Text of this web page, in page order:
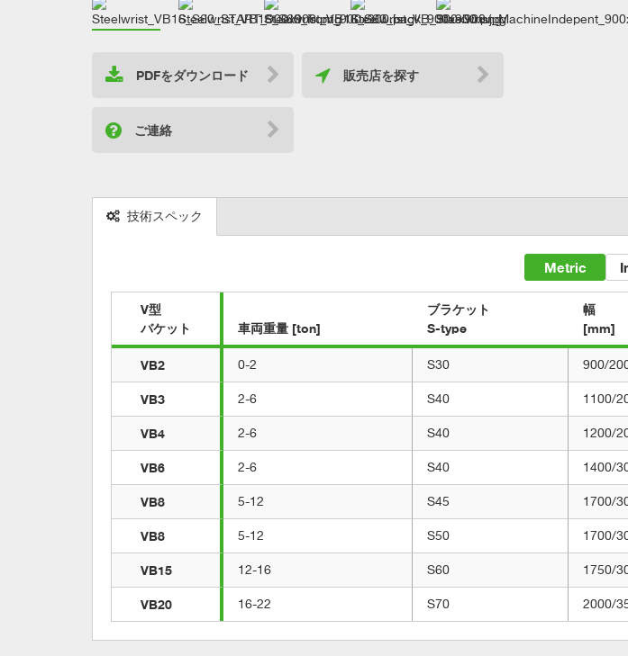
PDFをダウンロード 販売店を探す
ご連絡
技術スペック
Metric
V型
バケット
車両重量 [ton]
ブラケット
S-type
幅
[mm]
VB2 0-2 S30 900/
VB3 2-6 S40 1100/
VB4 2-6 S40 1200/
VB6 2-6 S40 1400/
VB8 5-12 S45 1700/
VB8 5-12 S50 1700/
VB15 12-16 S60 1750/
VB20 16-22 S70 2000/